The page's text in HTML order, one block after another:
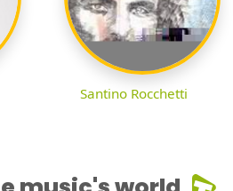
Santino Rocchetti